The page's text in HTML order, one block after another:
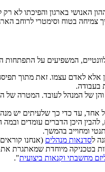
האנושי בארגון והפיכתו לא
המשפיעים על התפתחות
אלא לאדם עצמו. זאת מתוך
בעבודה.
והן של המנהל לעובד. המטרה
אחד, עד כדי כך שלעיתים יש
היכן הדברים עומדים
ומחוייב בהמשך.
לסדנאות מנהלים
מחשבתי וקנאות ביצועית".